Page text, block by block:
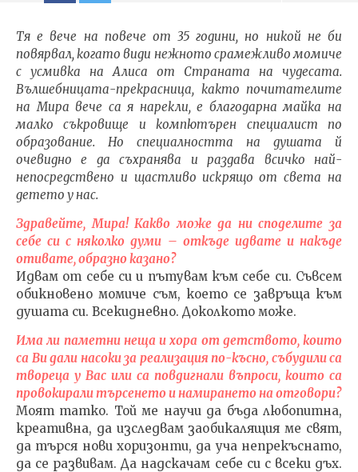
NOW VIEWING
Целта на
съществуванието е да
развие и
11.04.2016
fVISION.eu
Тя е вече на повече от 35 години, но никой не би
повярвал, когато види нежното срамежливо момиче
с усмивка на Алиса от Страната на чудесата.
Вълшебницата-прекрасница, както почитателите
на Мира вече са я нарекли, е благодарна майка на
малко съкровище и компютърен специалист по
образование. Но специалността на душата й
очевидно е да съхранява и раздава всичко най-
непосредствено и щастливо искрящо от света на
детето у нас.
Здравейте, Мира! Какво може да ни споделите за
себе си с няколко думи – откъде идвате и накъде
отивате, образно казано?
Идвам от себе си и пътувам към себе си. Съвсем
обикновено момиче съм, което се завръща към
душата си. Всекидневно. Доколкото може.
Има ли паметни неща и хора от детството, които
са Ви дали насоки за реализация по-късно, събудили са
твореца у Вас или са повдигнали въпроси, които са
провокирали търсенето и намирането на отговори?
Моят татко. Той ме научи да бъда любопитна,
креативна, да изследвам заобикалящия ме свят,
да търся нови хоризонти, да уча непрекъснато,
да се развивам. Да надскачам себе си с всеки дъх.